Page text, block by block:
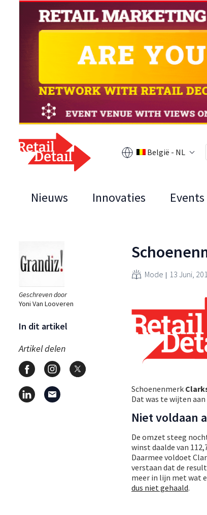
België - NL
Nieuws Innovaties Events
Geschreven door
Yoni Van Looveren
In dit artikel
Artikel delen
Mode 13 Juni,
Schoenenmerk
Dat was te wijten
Niet voldaan
De omzet steeg
winst daalde van
Daarmee voldoet
verstaan dat de
meer in lijn met wat
dus niet gehaald.